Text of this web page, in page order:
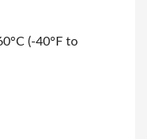
(-40°F to